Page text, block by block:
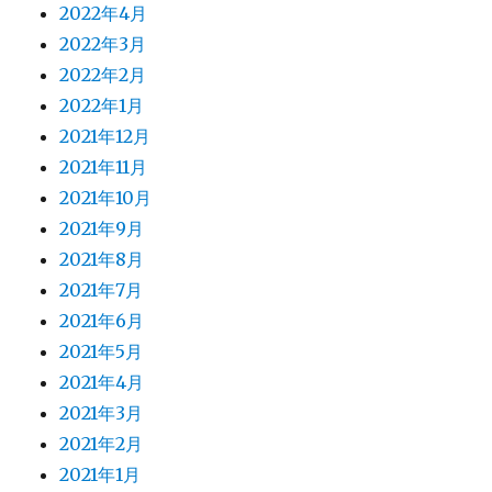
2022年4月
2022年3月
2022年2月
2022年1月
2021年12月
2021年11月
2021年10月
2021年9月
2021年8月
2021年7月
2021年6月
2021年5月
2021年4月
2021年3月
2021年2月
2021年1月